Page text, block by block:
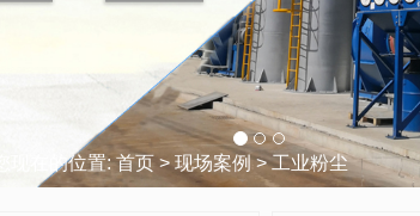
您现在的位置: 首页 >现场案例>工业粉尘